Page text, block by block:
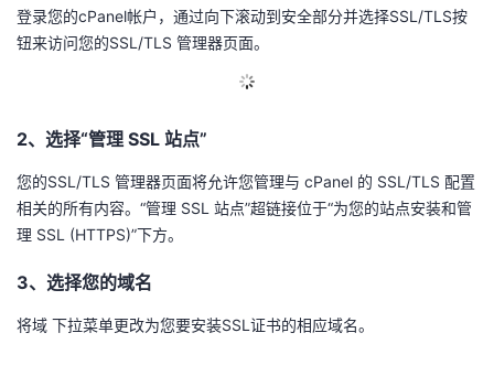
的
我
坛
圈
子
的
直
播
我
的
活
动
我
的
关
学
的
课
程
我
的
认
证
我
的
实
我
的
持
技
术
支
持
的
云
声
建
登录您的cPanel帐户，通过向下滚动到安全部分并选择SSL/TLS按
钮来访问您的SSL/TLS 管理器页面。
2、选择“管理 SSL 站点”
您的SSL/TLS 管理器页面将允许您管理与 cPanel 的 SSL/TLS 配置
相关的所有内容。“管理 SSL 站点”超链接位于“为您的站点安装和管
理 SSL (HTTPS)”下方。
3、选择您的域名
将域 下拉菜单更改为您要安装SSL证书的相应域名。